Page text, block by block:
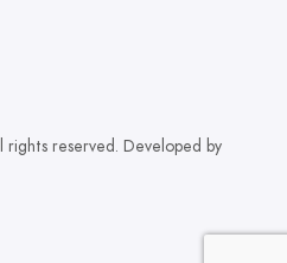
reserved. Developed by